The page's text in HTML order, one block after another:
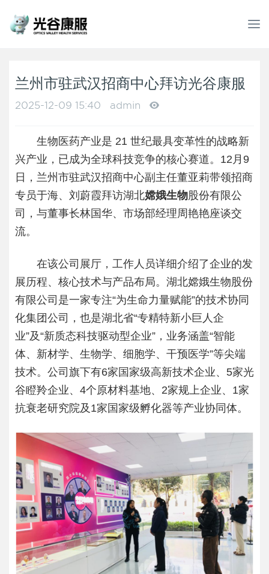
T
兰州市驻武汉招商中心拜访光谷康服
2025-12-09 15:40 admin
生物医药产业是 21 世纪最具变革性的战略新
兴产业，已成为全球科技竞争的核心赛道。12月9
日，兰州市驻武汉招商中心副主任董亚莉带领招商
专员于海、刘蔚霞拜访湖北嫦娥生物股份有限公
司，与董事长林国华、市场部经理周艳艳座谈交
流。
在该公司展厅，工作人员详细介绍了企业的发
展历程、核心技术与产品布局。湖北嫦娥生物股份
有限公司是一家专注“为生命力量赋能”的技术协同
化集团公司，也是湖北省“专精特新小巨人企
业”及“新质态科技驱动型企业”，业务涵盖“智能
体、新材学、生物学、细胞学、干预医学”等尖端
技术。公司旗下有6家国家级高新技术企业、5家光
谷瞪羚企业、4个原材料基地、2家规上企业、1家
抗衰老研究院及1家国家级孵化器等产业协同体。